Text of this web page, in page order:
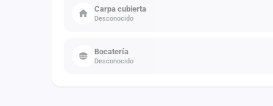
Carpa cubierta
Desconocido
Bocatería
Desconocido